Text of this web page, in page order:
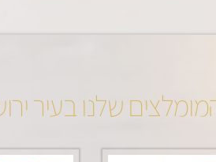
שלנו בעיר